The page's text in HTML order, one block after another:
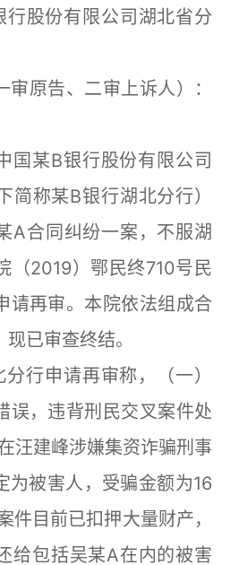
行股份有限公司湖北省分
原告、二审上诉人）：
某B银行股份有限公司
简称某B银行湖北分行）
A合同纠纷一案，不服湖
（2019）鄂民终710号民
请再审。本院依法组成合
已审查终结。
申请再审称，（一）
误，违背刑民交叉案件处
汪建峰涉嫌集资诈骗刑事
为被害人，受骗金额为16
件目前已扣押大量财产，
给包括吴某A在内的被害